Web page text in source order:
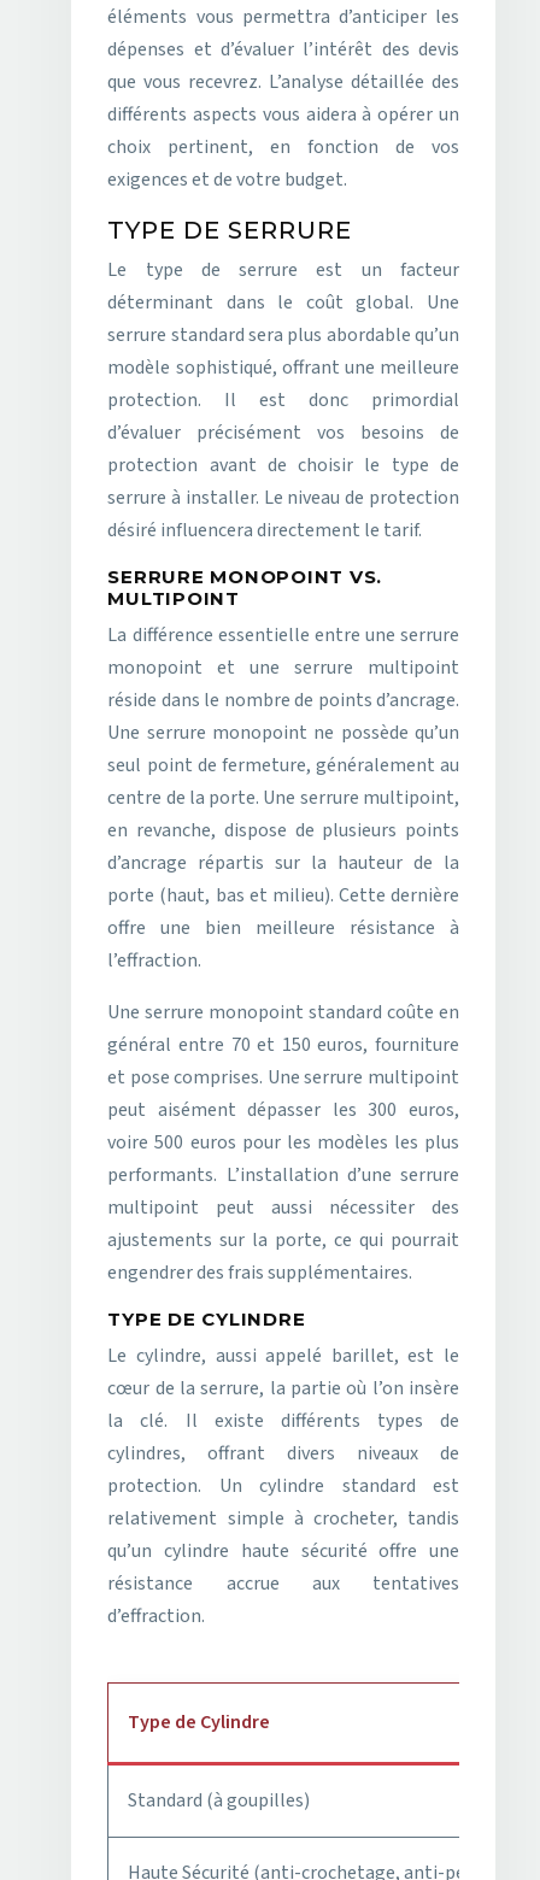
éléments vous permettra d’anticiper les
dépenses et d’évaluer l’intérêt des devis
que vous recevrez. L’analyse détaillée des
différents aspects vous aidera à opérer un
choix pertinent, en fonction de vos
exigences et de votre budget.
TYPE DE SERRURE
Le type de serrure est un facteur
déterminant dans le coût global. Une
serrure standard sera plus abordable qu’un
modèle sophistiqué, offrant une meilleure
protection. Il est donc primordial
d’évaluer précisément vos besoins de
protection avant de choisir le type de
serrure à installer. Le niveau de protection
désiré influencera directement le tarif.
SERRURE MONOPOINT VS.
MULTIPOINT
La différence essentielle entre une serrure
monopoint et une serrure multipoint
réside dans le nombre de points d’ancrage.
Une serrure monopoint ne possède qu’un
seul point de fermeture, généralement au
centre de la porte. Une serrure multipoint,
en revanche, dispose de plusieurs points
d’ancrage répartis sur la hauteur de la
porte (haut, bas et milieu). Cette dernière
offre une bien meilleure résistance à
l’effraction.
Une serrure monopoint standard coûte en
général entre 70 et 150 euros, fourniture
et pose comprises. Une serrure multipoint
peut aisément dépasser les 300 euros,
voire 500 euros pour les modèles les plus
performants. L’installation d’une serrure
multipoint peut aussi nécessiter des
ajustements sur la porte, ce qui pourrait
engendrer des frais supplémentaires.
TYPE DE CYLINDRE
Le cylindre, aussi appelé barillet, est le
cœur de la serrure, la partie où l’on insère
la clé. Il existe différents types de
cylindres, offrant divers niveaux de
protection. Un cylindre standard est
relativement simple à crocheter, tandis
qu’un cylindre haute sécurité offre une
résistance accrue aux tentatives
d’effraction.
Type de Cylindre
Standard (à goupilles)
Haute Sécurité (anti-crochetage, anti-perçage)